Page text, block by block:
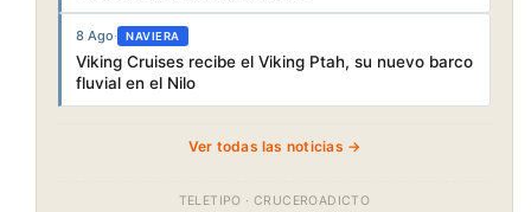
8 Ago· NAVIERA
Viking Cruises recibe el Viking Ptah, su nuevo barco
fluvial en el Nilo
Ver todas las noticias →
TELETIPO · CRUCEROADICTO